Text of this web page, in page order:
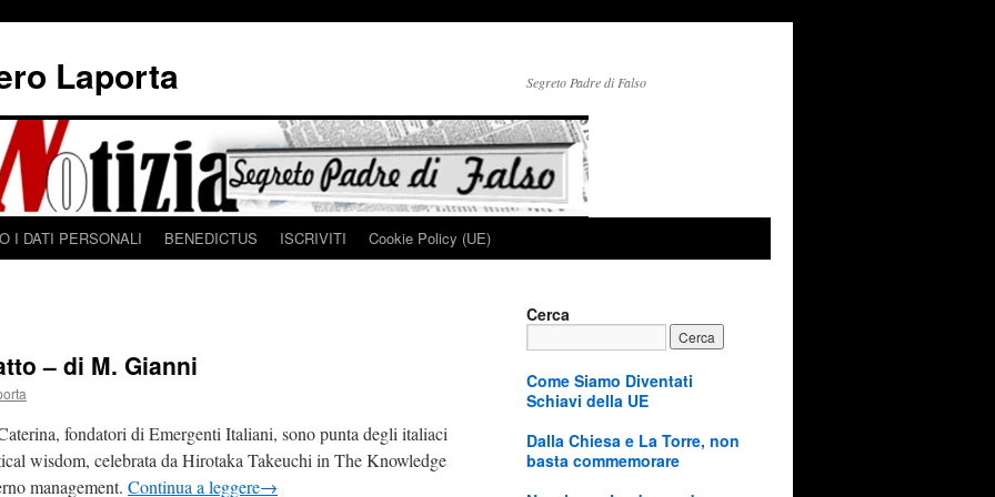
Laporta Segreto Padre di Falso
I DATI PERSONALI BENEDICTUS ISCRIVITI Cookie Policy (UE)
– di M. Gianni
fondatori di Emergenti Italiani, sono punta degli italiaci
wisdom, celebrata da Hirotaka Takeuchi in The Knowledge
management. Continua a leggere→
Cerca
Come Siamo Diventati
Schiavi della UE
Dalla Chiesa e La Torre, non
basta commemorare